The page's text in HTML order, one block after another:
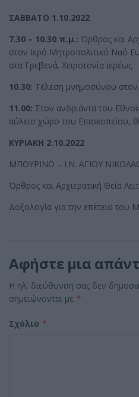
ΣΑΒΒΑΤΟ 1.10.2022
7.30 – 10.30 π.μ.: Όρθρος και
στον Ιερό Μητροπολιτικό Ναό
στα Γρεβενά. Χειροτονία ιερέως.
10.30: Τέλεση μνημοσύνου στον
11.00: Στον ανδριάντα του
αύλειο χώρο του Επισκοπείου,
ΚΥΡΙΑΚΗ 2.10.2022
ΜΠΟΥΡΙΝΟ – Ι.Ν. ΑΓΙΟΥ
Όρθρος και Αρχιερατική Θεία
Δοξολογία για την επέτειο του
Αφήστε μια
Η ηλ. διεύθυνση σας δεν
σημειώνονται με *
Σχόλιο *